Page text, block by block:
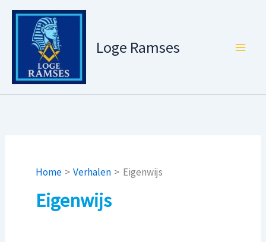
Loge Ramses
Home Verhalen Eigenwijs
Eigenwijs